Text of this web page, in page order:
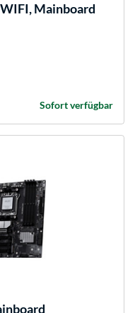
Mainboard
Sofort verfügbar